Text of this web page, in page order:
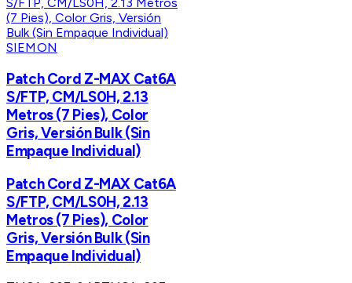
SIEMON
Patch Cord Z-MAX Cat6A
S/FTP, CM/LS0H, 2.13
Metros (7 Pies), Color
Gris, Versión Bulk (Sin
Empaque Individual)
Patch Cord Z-MAX Cat6A
S/FTP, CM/LS0H, 2.13
Metros (7 Pies), Color
Gris, Versión Bulk (Sin
Empaque Individual)